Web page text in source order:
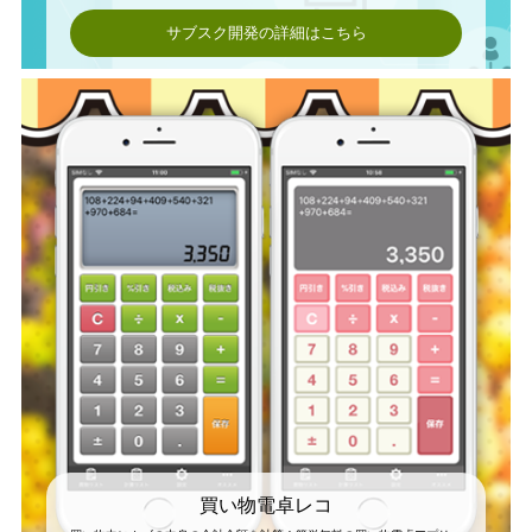
サブスク開発の詳細はこちら
買い物電卓レコ